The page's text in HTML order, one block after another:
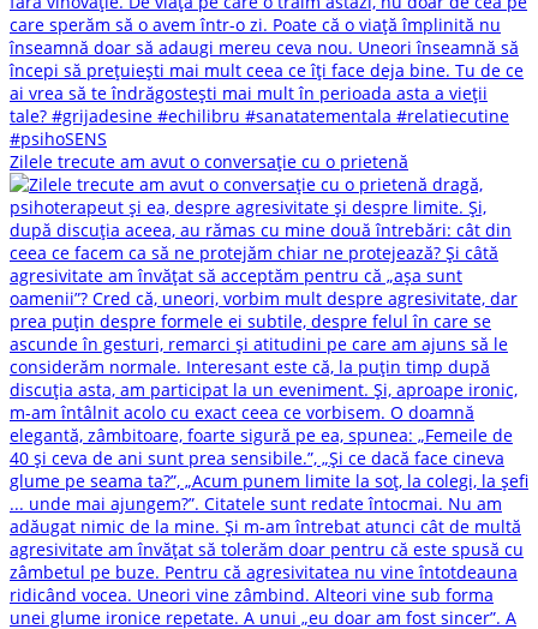
Zilele trecute am avut o conversație cu o prietenă